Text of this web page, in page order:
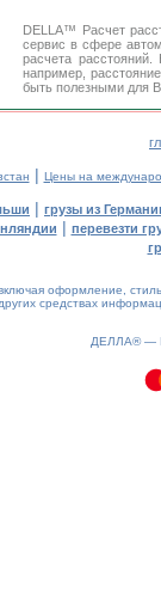
DELLA™ Расчет
сервис в сфере
расчета
например,
быть полезными для
| Цены на
| грузы из
| перевезти
оформление,
средствах
ДЕЛЛА® —